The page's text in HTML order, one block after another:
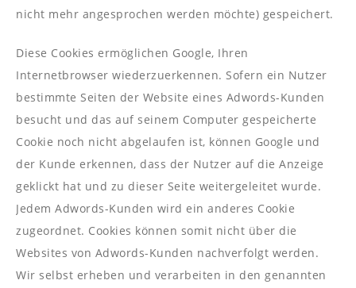
nicht mehr angesprochen werden möchte) gespeichert.
Diese Cookies ermöglichen Google, Ihren
Internetbrowser wiederzuerkennen. Sofern ein Nutzer
bestimmte Seiten der Website eines Adwords-Kunden
besucht und das auf seinem Computer gespeicherte
Cookie noch nicht abgelaufen ist, können Google und
der Kunde erkennen, dass der Nutzer auf die Anzeige
geklickt hat und zu dieser Seite weitergeleitet wurde.
Jedem Adwords-Kunden wird ein anderes Cookie
zugeordnet. Cookies können somit nicht über die
Websites von Adwords-Kunden nachverfolgt werden.
Wir selbst erheben und verarbeiten in den genannten